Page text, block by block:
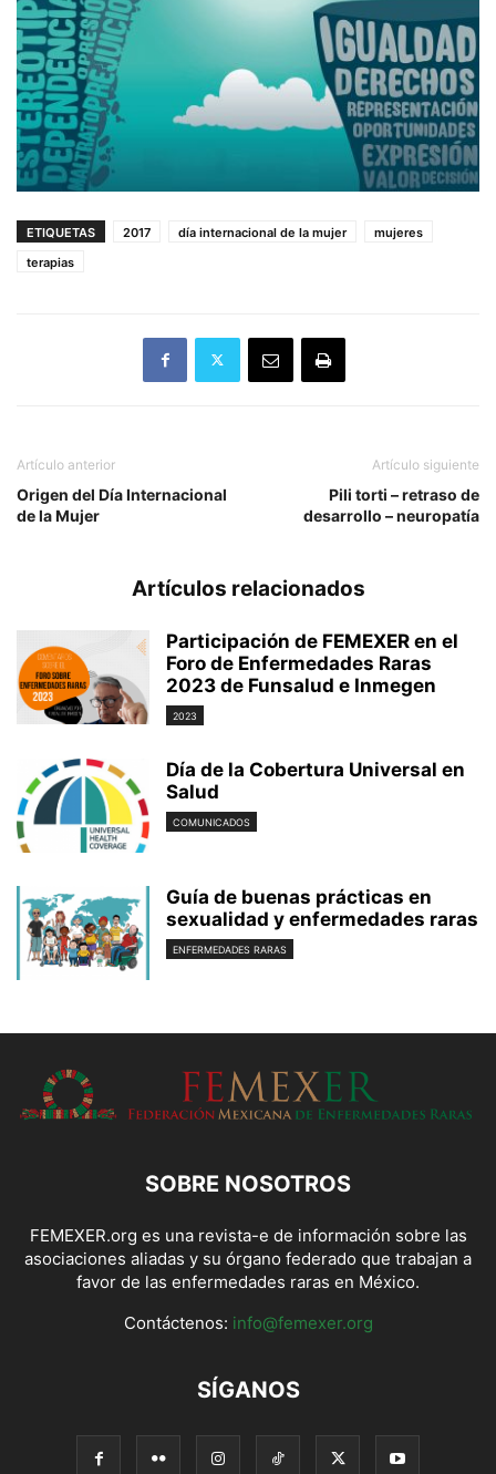
ETIQUETAS 2017 día internacional de la mujer
mujeres
terapias
Artículo anterior
Origen del Día Internacional
de la Mujer
Artículo siguiente
Pili torti – retraso de
desarrollo – neuropatía
Artículos relacionados
Participación de FEMEXER en el
Foro de Enfermedades Raras
2023 de Funsalud e Inmegen
2023
Día de la Cobertura Universal en
Salud
COMUNICADOS
Guía de buenas prácticas en
sexualidad y enfermedades raras
ENFERMEDADES RARAS
SOBRE NOSOTROS
FEMEXER.org es una revista-e de información sobre las
asociaciones aliadas y su órgano federado que trabajan a
favor de las enfermedades raras en México.
Contáctenos: info@femexer.org
SÍGANOS